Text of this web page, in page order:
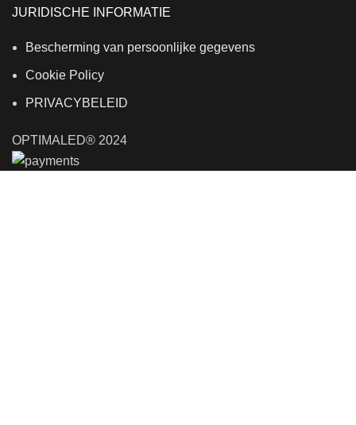
JURIDISCHE INFORMATIE
Bescherming van persoonlijke gegevens
Cookie Policy
PRIVACYBELEID
OPTIMALED® 2024